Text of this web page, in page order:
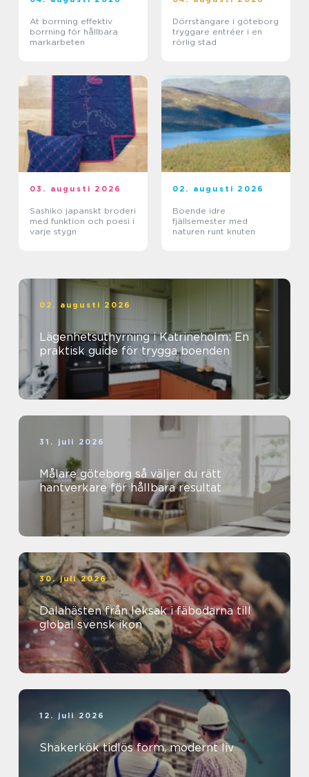
At borrning effektiv
borrning för hållbara
markarbeten
Dörrstängare i göteborg
tryggare entréer i en
rörlig stad
03. augusti 2026
Sashiko japanskt broderi
med funktion och poesi i
varje stygn
02. augusti 2026
Boende idre
fjällsemester med
naturen runt knuten
02. augusti 2026
Lägenhetsuthyrning i Katrineholm: En
praktisk guide för trygga boenden
31. juli 2026
Målare göteborg så väljer du rätt
hantverkare för hållbara resultat
30. juli 2026
Dalahästen från leksak i fäbodarna till
global svensk ikon
12. juli 2026
Shakerkök tidlös form, modernt liv